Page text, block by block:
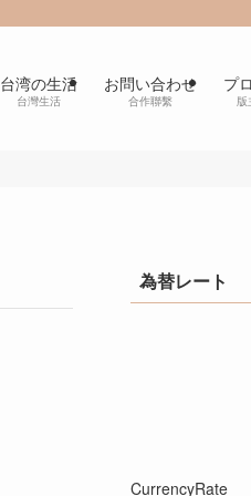
台湾の生活
台灣生活
お問い合わせ
合作聯繫
プ
版
為替レート
CurrencyRate